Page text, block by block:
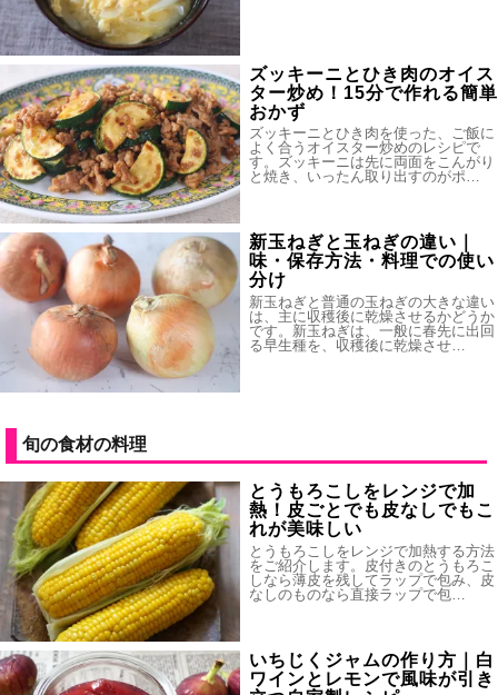
ズッキーニとひき肉のオイス
ター炒め！15分で作れる簡単
おかず
ズッキーニとひき肉を使った、ご飯に
よく合うオイスター炒めのレシピで
す。ズッキーニは先に両面をこんがり
と焼き、いったん取り出すのがポ…
新玉ねぎと玉ねぎの違い｜
味・保存方法・料理での使い
分け
新玉ねぎと普通の玉ねぎの大きな違い
は、主に収穫後に乾燥させるかどうか
です。新玉ねぎは、一般に春先に出回
る早生種を、収穫後に乾燥させ…
旬の食材の料理
とうもろこしをレンジで加
熱！皮ごとでも皮なしでもこ
れが美味しい
とうもろこしをレンジで加熱する方法
をご紹介します。皮付きのとうもろこ
しなら薄皮を残してラップで包み、皮
なしのものなら直接ラップで包…
いちじくジャムの作り方｜白
ワインとレモンで風味が引き